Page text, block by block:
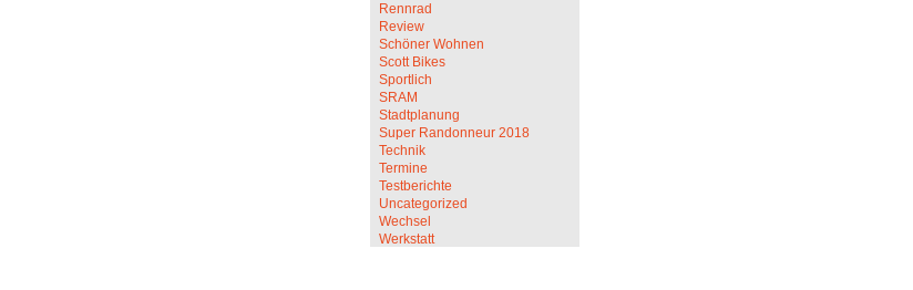
Rennrad
Review
Schöner Wohnen
Scott Bikes
Sportlich
SRAM
Stadtplanung
Super Randonneur 2018
Technik
Termine
Testberichte
Uncategorized
Wechsel
Werkstatt